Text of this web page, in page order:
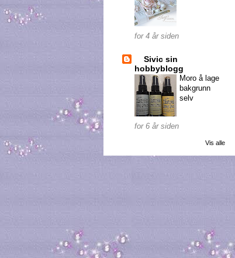
for 4 år siden
Sivic sin
hobbyblogg
Moro å lage
bakgrunn
selv
for 6 år siden
Vis alle